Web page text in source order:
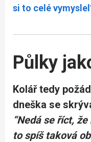
si to celé
Půlky
Kolář tedy
dneška se
“Nedá se říct,
to spíš taková